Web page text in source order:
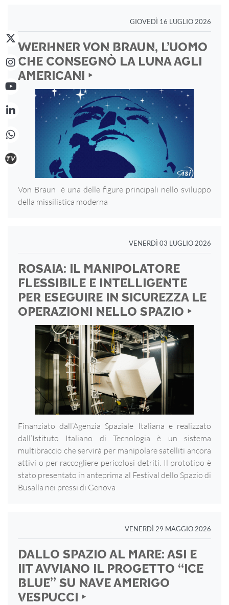
GIOVEDÌ 16 LUGLIO 2026
WERHNER VON BRAUN, L’UOMO
CHE CONSEGNÒ LA LUNA AGLI
AMERICANI ‣
Von Braun è una delle figure principali nello sviluppo
della missilistica moderna
VENERDÌ 03 LUGLIO 2026
ROSAIA: IL MANIPOLATORE
FLESSIBILE E INTELLIGENTE
PER ESEGUIRE IN SICUREZZA LE
OPERAZIONI NELLO SPAZIO ‣
Finanziato dall’Agenzia Spaziale Italiana e realizzato
dall’Istituto Italiano di Tecnologia è un sistema
multibraccio che servirà per manipolare satelliti ancora
attivi o per raccogliere pericolosi detriti. Il prototipo è
stato presentato in anteprima al Festival dello Spazio di
Busalla nei pressi di Genova
VENERDÌ 29 MAGGIO 2026
DALLO SPAZIO AL MARE: ASI E
IIT AVVIANO IL PROGETTO “ICE
BLUE” SU NAVE AMERIGO
VESPUCCI ‣